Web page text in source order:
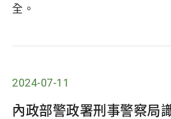
全。
2024-07-11
內政部警政署刑事警察局